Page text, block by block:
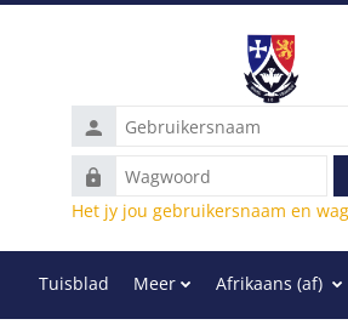
Gebruikersnaam
Wagwoord
Het jy jou gebruikersnaam en
Tuisblad Meer Afrikaans ‎(af)‎